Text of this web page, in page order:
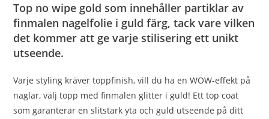
Top no wipe gold som innehåller partiklar av
finmalen nagelfolie i guld färg, tack vare vilken
det kommer att ge varje stilisering ett unikt
utseende.
Varje styling kräver toppfinish, vill du ha en WOW-effekt på
naglar, välj topp med finmalen glitter i guld! Ett top coat
som garanterar en slitstark yta och guld utseende på ditt